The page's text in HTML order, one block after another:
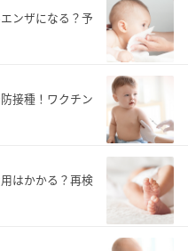
ンザになる？予
接種！ワクチン
はかかる？再検